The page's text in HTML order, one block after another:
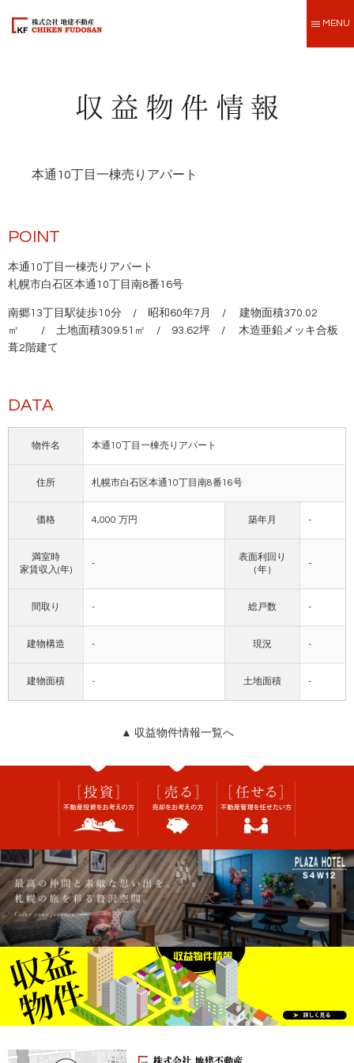
MENU
本通10丁目一棟売りアパート
POINT
本通10丁目一棟売りアパート
札幌市白石区本通10丁目南8番16号
南郷13丁目駅徒歩10分 / 昭和60年7月 / 建物面積370.02
㎡ / 土地面積309.51㎡ / 93.62坪 / 木造亜鉛メッキ合板
葺2階建て
DATA
物件名 本通10丁目一棟売りアパート
住所 札幌市白石区本通10丁目南8番16号
価格 4,000 万円 築年月 -
満室時
家賃収入(年)
-
表面利回り
（年）
-
間取り - 総戸数 -
建物構造 - 現況 -
建物面積 - 土地面積 -
▲ 収益物件情報一覧へ